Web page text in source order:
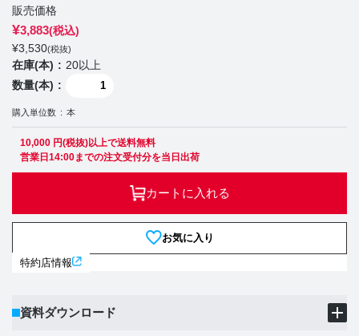
販売価格
¥3,883(税込)
¥3,530(税抜)
在庫(本)
20以上
数量(本)
購入単位数 本
10,000 円(税抜)以上で送料無料
営業日14:00までの注文受付分を当日出荷
カートに入れる
お気に入り
特約店情報
資料ダウンロード